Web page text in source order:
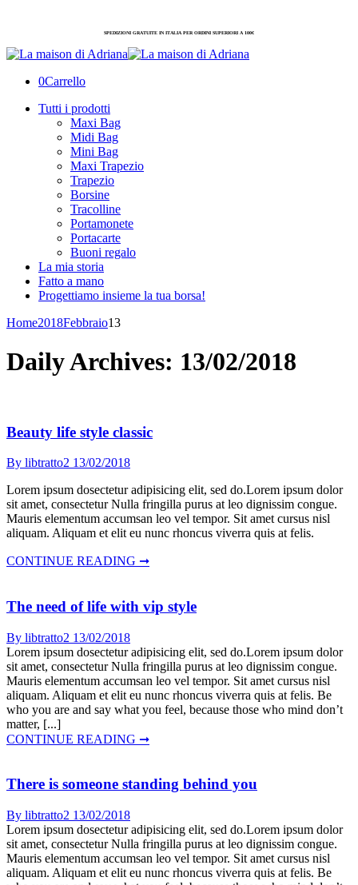
SPEDIZIONI GRATUITE IN ITALIA PER ORDINI SUPERIORI A 100€
0Carrello
Tutti i prodotti
Maxi Bag
Midi Bag
Mini Bag
Maxi Trapezio
Trapezio
Borsine
Tracolline
Portamonete
Portacarte
Buoni regalo
La mia storia
Fatto a mano
Progettiamo insieme la tua borsa!
Home2018Febbraio13
Daily Archives: 13/02/2018
Beauty life style classic
By libtratto2 13/02/2018
Lorem ipsum dosectetur adipisicing elit, sed do.Lorem ipsum dolor
sit amet, consectetur Nulla fringilla purus at leo dignissim congue.
Mauris elementum accumsan leo vel tempor. Sit amet cursus nisl
aliquam. Aliquam et elit eu nunc rhoncus viverra quis at felis.
CONTINUE READING ➞
The need of life with vip style
By libtratto2 13/02/2018
Lorem ipsum dosectetur adipisicing elit, sed do.Lorem ipsum dolor
sit amet, consectetur Nulla fringilla purus at leo dignissim congue.
Mauris elementum accumsan leo vel tempor. Sit amet cursus nisl
aliquam. Aliquam et elit eu nunc rhoncus viverra quis at felis. Be
who you are and say what you feel, because those who mind don’t
matter, [...]
CONTINUE READING ➞
There is someone standing behind you
By libtratto2 13/02/2018
Lorem ipsum dosectetur adipisicing elit, sed do.Lorem ipsum dolor
sit amet, consectetur Nulla fringilla purus at leo dignissim congue.
Mauris elementum accumsan leo vel tempor. Sit amet cursus nisl
aliquam. Aliquam et elit eu nunc rhoncus viverra quis at felis. Be